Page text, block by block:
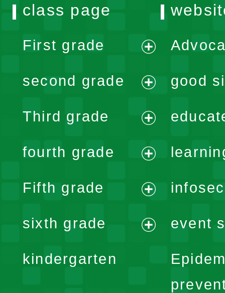
class page
First grade
menu
second grade
menu
Third grade
menu
fourth grade
menu
Fifth grade
menu
sixth grade
kindergarten
good
event